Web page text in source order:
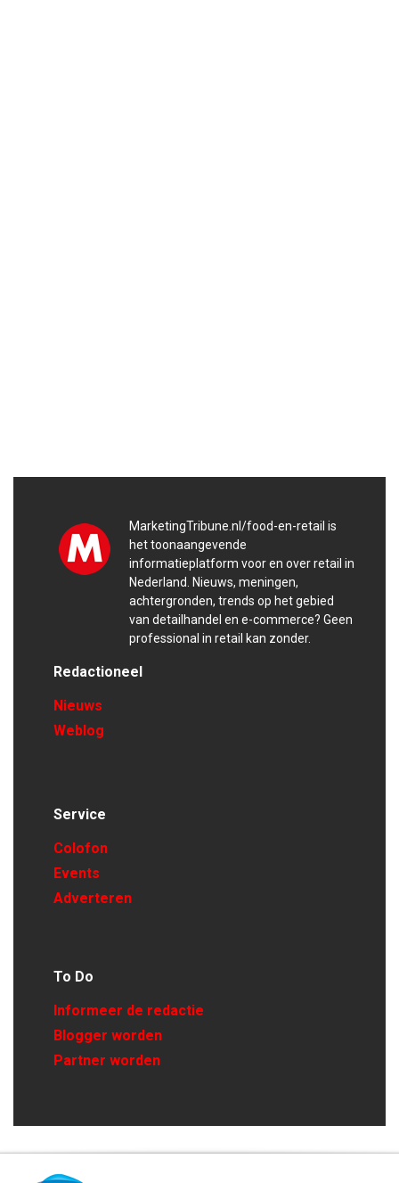
MarketingTribune.nl/food-en-retail is
het toonaangevende
informatieplatform voor en over retail in
Nederland. Nieuws, meningen,
achtergronden, trends op het gebied
van detailhandel en e-commerce? Geen
professional in retail kan zonder.
Redactioneel
Nieuws
Weblog
Service
Colofon
Events
Adverteren
To Do
Informeer de redactie
Blogger worden
Partner worden